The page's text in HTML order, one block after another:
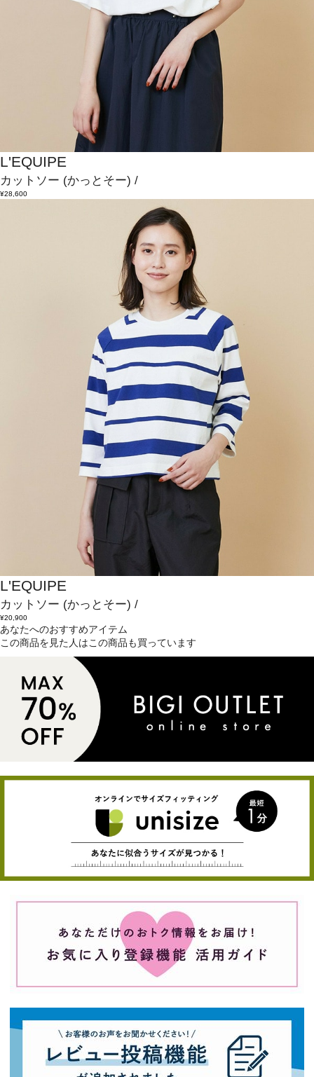
L'EQUIPE
カットソー (かっとそー) /
¥28,600
L'EQUIPE
カットソー (かっとそー) /
¥20,900
あなたへのおすすめアイテム
この商品を見た人はこの商品も買っています